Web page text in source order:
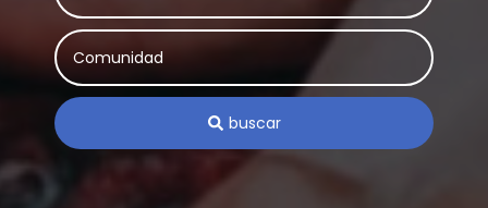
buscar